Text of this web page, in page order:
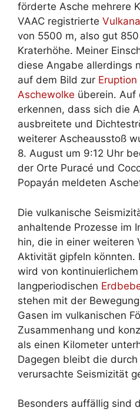
förderte Asche mehrere
VAAC registrierte
von 5500 m, also gut
Kraterhöhe. Meiner
diese Angabe allerdings
auf dem Bild zur Eruption
Aschewolke überein. Auf
erkennen, dass sich die
ausbreitete und
weiterer Ascheausstoß
8. August um 9:12 Uhr
der Orte Puracé und
Popayán meldeten
Die vulkanische
anhaltende Prozesse im
hin, die in einer weiteren
Aktivität gipfeln könnten.
wird von
langperiodischen
stehen mit der
Gasen im vulkanischen
Zusammenhang und
als einen Kilometer
Dagegen bleibt die
verursachte Seismizität
Besonders auffällig sind